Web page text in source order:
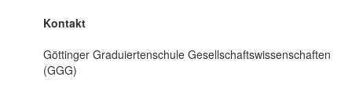
Kontakt
Göttinger Graduiertenschule Gesellschaftswissenschaften
(GGG)